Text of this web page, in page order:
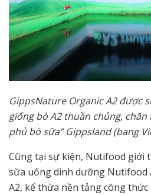
​GippsNature Organic A2 được
giống bò A2 thuần chủng,
phủ bò sữa” Gippsland (bang
Cũng tại sự kiện, Nutifood giới
sữa uống dinh dưỡng Nutifood
A2, kế thừa nền tảng công